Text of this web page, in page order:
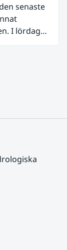
senaste
I lördags